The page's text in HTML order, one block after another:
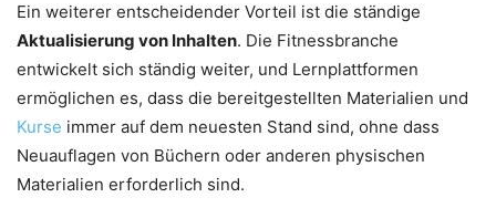
Ein weiterer entscheidender Vorteil ist die ständige
Aktualisierung von Inhalten. Die Fitnessbranche
entwickelt sich ständig weiter, und Lernplattformen
ermöglichen es, dass die bereitgestellten Materialien und
Kurse immer auf dem neuesten Stand sind, ohne dass
Neuauflagen von Büchern oder anderen physischen
Materialien erforderlich sind.